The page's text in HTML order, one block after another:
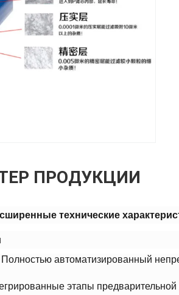
ПРОДУКЦИИ
технические
Полностью автоматизированный
этапы предварительной